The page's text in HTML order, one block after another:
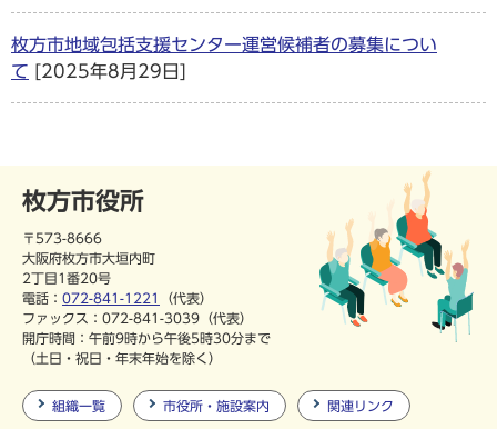
枚方市地域包括支援センター運営候補者の募集につい
て [2025年8月29日]
枚方市役所
〒573-8666
大阪府枚方市大垣内町
2丁目1番20号
電話： 072-841-1221
（代表）
ファックス：072-841-3039（代表）
開庁時間：午前9時から午後5時30分まで
（土日・祝日・年末年始を除く）
組織一覧 市役所・施設案内 関連リンク